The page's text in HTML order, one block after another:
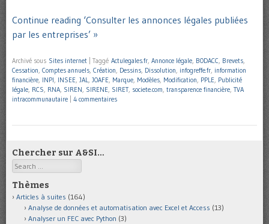
Continue reading ‘Consulter les annonces légales publiées
par les entreprises’ »
Archivé sous Sites internet Taggé Actulegales.fr Annonce légale BODACC Brevets
Cessation Comptes annuels Création Dessins Dissolution infogreffe.fr information
financière INPI INSEE JAL JOAFE Marque Modèles Modification PPLE Publicité
légale RCS RNA SIREN SIRENE SIRET societe.com transparence financière TVA
intracommunautaire
4 commentaires
Chercher sur A&SI…
Search
Thèmes
Articles à suites (164)
Analyse de données et automatisation avec Excel et Access (13)
Analyser un FEC avec Python (3)